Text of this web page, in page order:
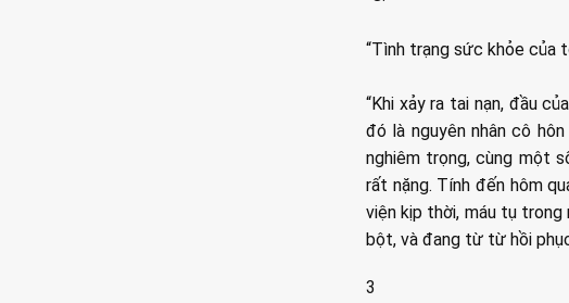
“Tình trạng sức khỏe của
“Khi xảy ra tai nạn, đầu
đó là nguyên nhân cô
nghiêm trọng, cùng một
rất nặng. Tính đến hôm
viện kịp thời, máu tụ
bột, và đang từ từ hồi
3